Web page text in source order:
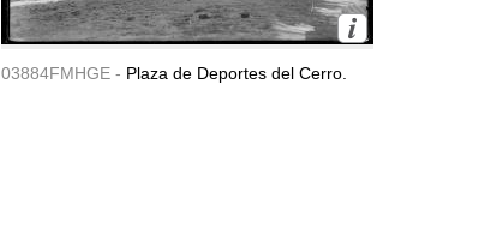
03884FMHGE - Plaza de Deportes del Cerro.